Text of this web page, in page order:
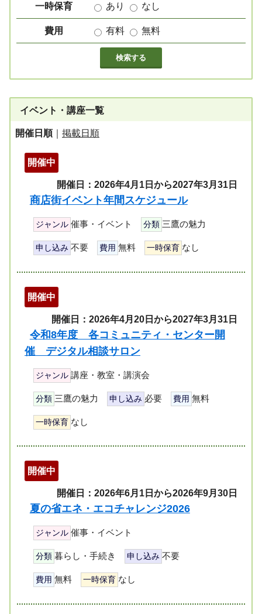
一時保育 あり なし
費用 有料 無料
イベント・講座一覧
開催日順｜ 掲載日順
開催中
開催日：2026年4月1日から2027年3月31日
商店街イベント年間スケジュール
ジャンル 催事・イベント 分類 三鷹の魅力
申し込み 不要 費用 無料 一時保育 なし
開催中
開催日：2026年4月20日から2027年3月31日
令和8年度 各コミュニティ・センター開
催 デジタル相談サロン
ジャンル 講座・教室・講演会
分類 三鷹の魅力 申し込み 必要 費用 無料
一時保育 なし
開催中
開催日：2026年6月1日から2026年9月30日
夏の省エネ・エコチャレンジ2026
ジャンル 催事・イベント
分類 暮らし・手続き 申し込み 不要
費用 無料 一時保育 なし